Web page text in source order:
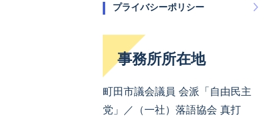
プライバシーポリシー
事務所所在地
町田市議会議員 会派「自由民主
党」／（一社）落語協会 真打